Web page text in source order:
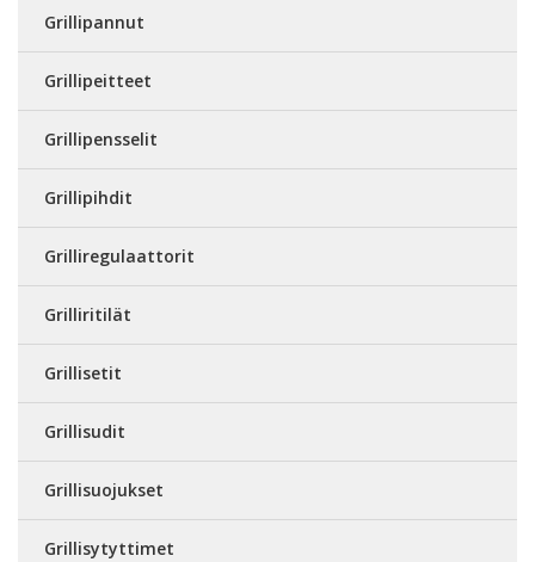
Grillipannut
Grillipeitteet
Grillipensselit
Grillipihdit
Grilliregulaattorit
Grilliritilät
Grillisetit
Grillisudit
Grillisuojukset
Grillisytyttimet